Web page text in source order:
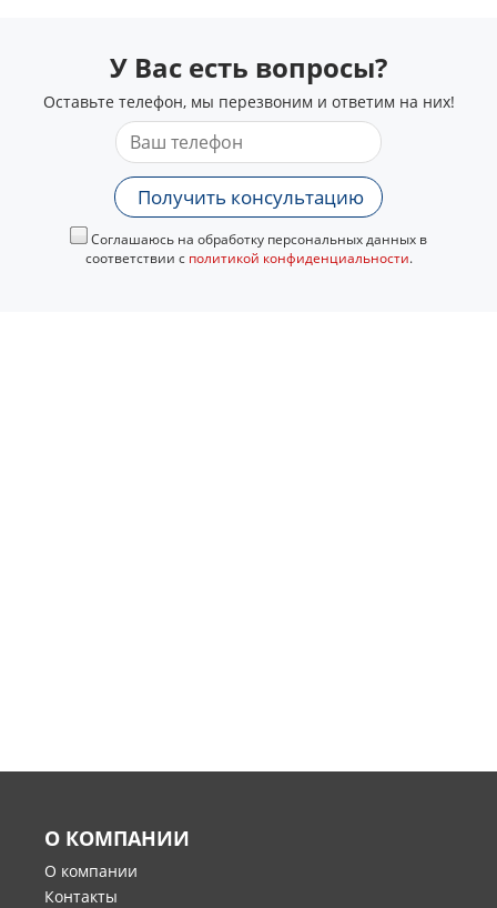
У Вас есть вопросы?
Оставьте телефон, мы перезвоним и ответим на них!
Получить консультацию
Соглашаюсь на обработку персональных данных в
соответствии с политикой конфиденциальности.
О КОМПАНИИ
О компании
Контакты